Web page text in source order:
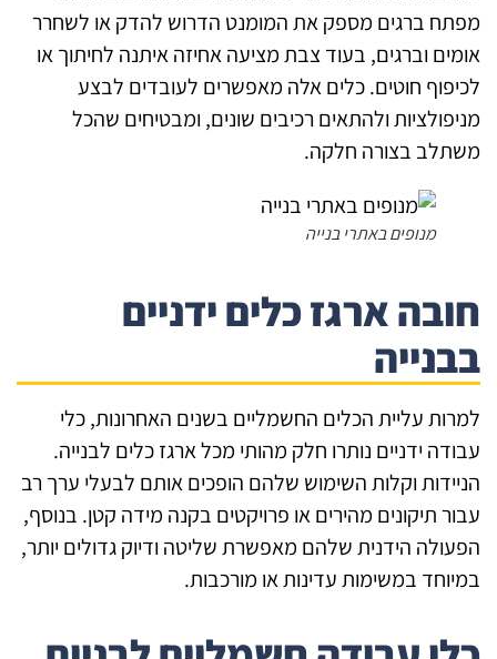
ברגים מספק את המומנט הדרוש להדק או לשחרר
וברגים, בעוד צבת מציעה אחיזה איתנה לחיתוך או
חוטים. כלים אלה מאפשרים לעובדים לבצע
ולהתאים רכיבים שונים, ומבטיחים שהכל
בצורה חלקה.
מנופים באתרי בנייה
ארגז כלים ידניים
עליית הכלים החשמליים בשנים האחרונות, כלי
ידניים נותרו חלק מהותי מכל ארגז כלים לבנייה.
וקלות השימוש שלהם הופכים אותם לבעלי ערך רב
תיקונים מהירים או פרויקטים בקנה מידה קטן. בנוסף,
הידנית שלהם מאפשרת שליטה ודיוק גדולים יותר,
במשימות עדינות או מורכבות.